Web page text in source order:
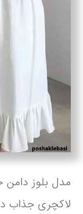
مدل بلوز دامن
لاکچری جذاب